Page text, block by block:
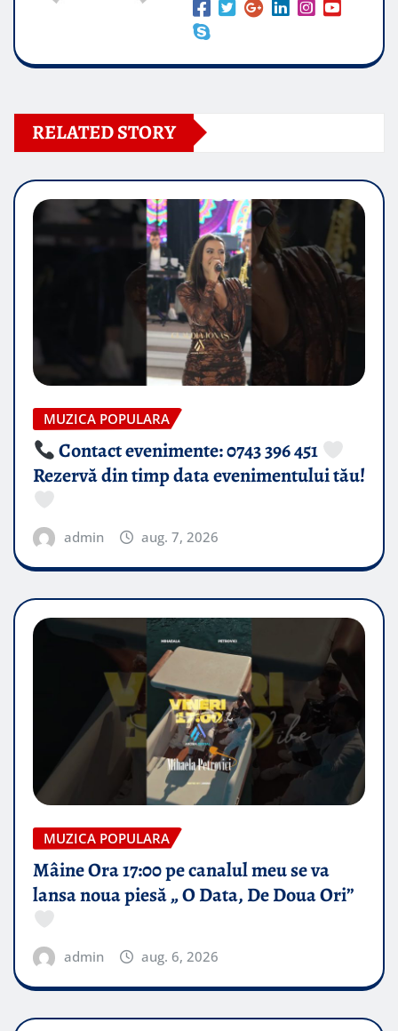
RELATED STORY
MUZICA POPULARA
Contact evenimente: 0743 396 451
Rezervă din timp data evenimentului tău!
admin aug. 7, 2026
MUZICA POPULARA
Mâine Ora 17:00 pe canalul meu se va
lansa noua piesă „ O Data, De Doua Ori”
admin aug. 6, 2026